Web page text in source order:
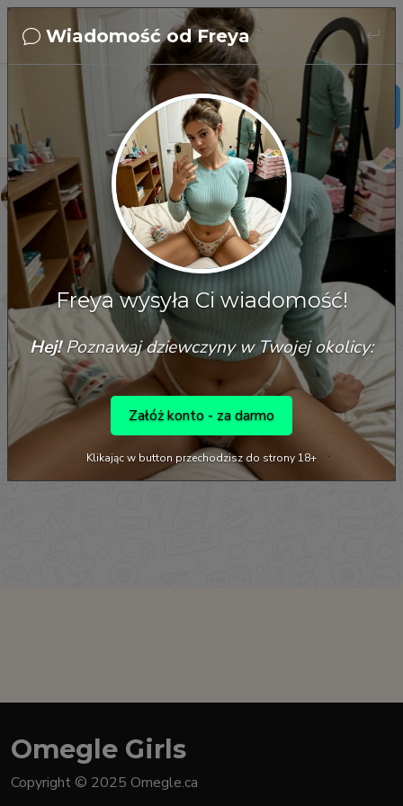
Wiadomość od Freya
Freya wysyła Ci wiadomość!
Hej!Poznawaj dziewczyny w Twojej okolicy:
Załóż konto - za darmo
Klikając w button przechodzisz do strony 18+
Freya
18 years old
Freya
I love a guy who knows how to start a proper
conversation. Your move.
07/08/2026, 08:57:11
Omegle Girls
Copyright © 2025 Omegle.ca